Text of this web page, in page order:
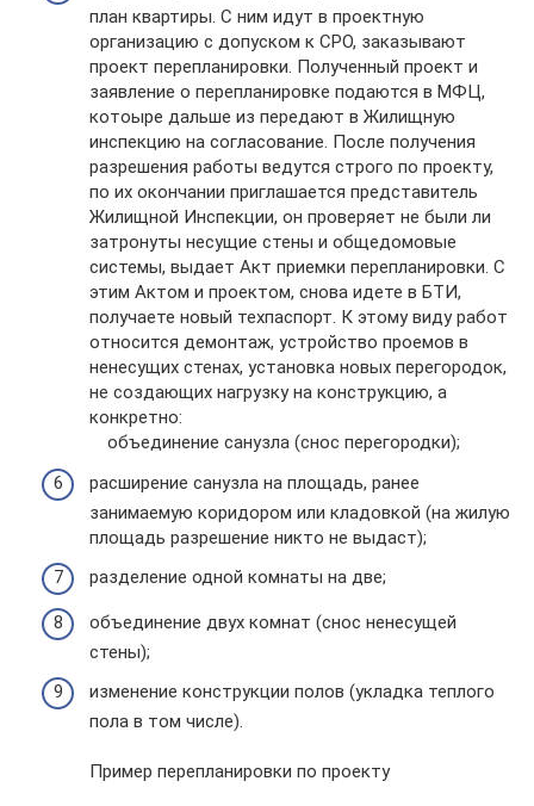
план квартиры. С ним идут в проектную
организацию с допуском к СРО, заказывают
проект перепланировки. Полученный проект и
заявление о перепланировке подаются в МФЦ,
котоыре дальше из передают в Жилищную
инспекцию на согласование. После получения
разрешения работы ведутся строго по проекту,
по их окончании приглашается представитель
Жилищной Инспекции, он проверяет не были ли
затронуты несущие стены и общедомовые
системы, выдает Акт приемки перепланировки. С
этим Актом и проектом, снова идете в БТИ,
получаете новый техпаспорт. К этому виду работ
относится демонтаж, устройство проемов в
ненесущих стенах, установка новых перегородок,
не создающих нагрузку на конструкцию, а
конкретно:
объединение санузла (снос перегородки);
расширение санузла на площадь, ранее
занимаемую коридором или кладовкой (на жилую
площадь разрешение никто не выдаст);
разделение одной комнаты на две;
объединение двух комнат (снос ненесущей
стены);
изменение конструкции полов (укладка теплого
пола в том числе).
Пример перепланировки по проекту